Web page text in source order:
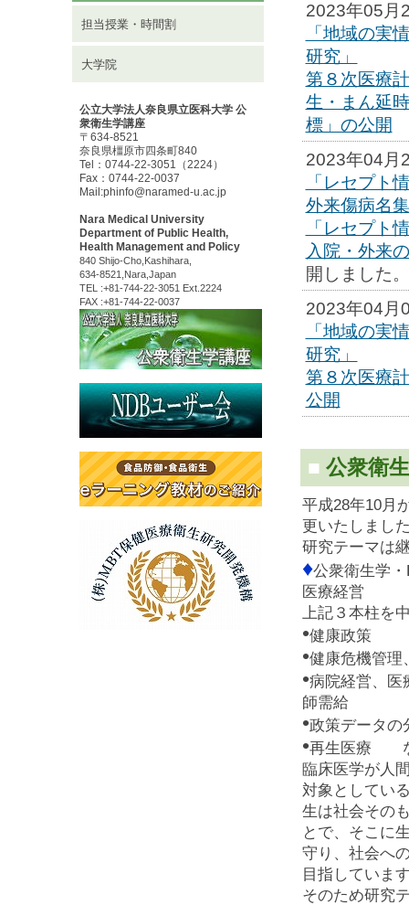
担当授業・時間割
大学院
公立大学法人奈良県立医科大学 公
衆衛生学講座
〒634-8521
奈良県橿原市四条町840
Tel：0744-22-3051（2224）
Fax：0744-22-0037
Mail:phinfo@naramed-u.ac.jp
Nara Medical University
Department of Public Health,
Health Management and Policy
840 Shijo-Cho,Kashihara,
634-8521,Nara,Japan
TEL :+81-744-22-3051 Ext.2224
FAX :+81-744-22-0037
2023年05月
「地域の実
研究」
第８次医療
生・まん延
標」の公開
2023年04月
「レセプト
外来傷病名
「レセプト
入院・外来
開しました。
2023年04月
「地域の実
研究」
第８次医療
公開
■ 公衆衛
平成28年10月
更いたしまし
研究テーマは
♦公衆衛生学
医療経営
上記３本柱を
•健康政策
•健康危機管理
•病院経営、医
師需給
•政策データの
•再生医療
臨床医学が人
対象としてい
生は社会その
とで、そこに
守り、社会へ
目指していま
そのため研究